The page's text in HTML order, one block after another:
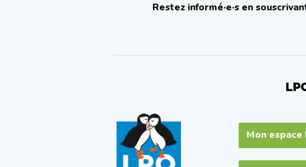
Restez informé·e·s en
Mon espace